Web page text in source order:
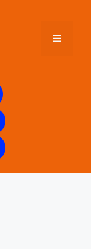
Menu